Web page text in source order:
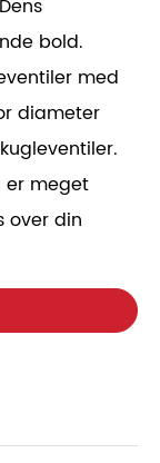
bold.
med
diameter
er meget
over din